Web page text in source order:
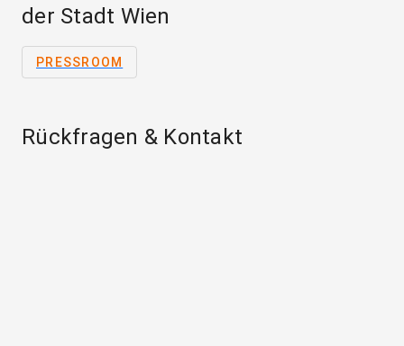
der Stadt Wien
PRESSROOM
Rückfragen & Kontakt